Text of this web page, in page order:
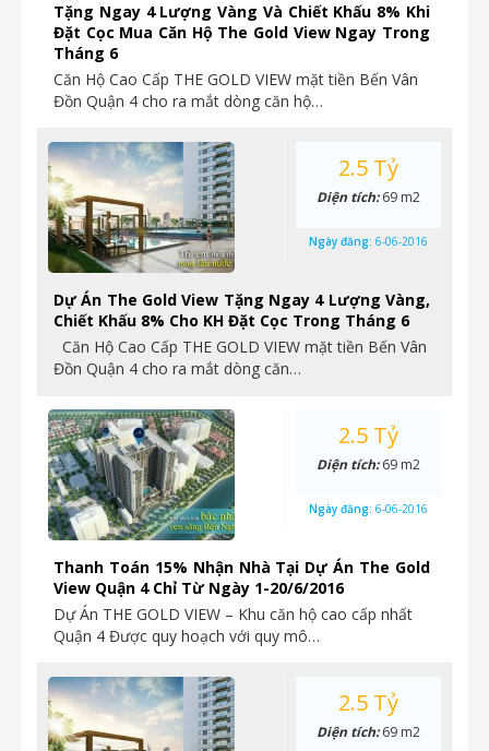
Tặng Ngay 4 Lượng Vàng Và Chiết Khấu 8% Khi
Đặt Cọc Mua Căn Hộ The Gold View Ngay Trong
Tháng 6
Căn Hộ Cao Cấp THE GOLD VIEW mặt tiền Bến Vân
Đồn Quận 4 cho ra mắt dòng căn hộ…
Dự Án The Gold View Tặng Ngay 4 Lượng Vàng,
Chiết Khấu 8% Cho KH Đặt Cọc Trong Tháng 6
Căn Hộ Cao Cấp THE GOLD VIEW mặt tiền Bến Vân
Đồn Quận 4 cho ra mắt dòng căn…
2.5 Tỷ
Diện tích:69 m2
Ngày đăng: 6-06-2016
Thanh Toán 15% Nhận Nhà Tại Dự Án The Gold
View Quận 4 Chỉ Từ Ngày 1-20/6/2016
Dự Án THE GOLD VIEW – Khu căn hộ cao cấp nhất
Quận 4 Được quy hoạch với quy mô…
2.5 Tỷ
Diện tích:69 m2
Ngày đăng: 6-06-2016
2.5 Tỷ
Diện tích:69 m2